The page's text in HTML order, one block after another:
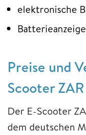
elektronische
Batterieanzeige
Preise und
Scooter ZAR
Der E-Scooter
dem deutschen